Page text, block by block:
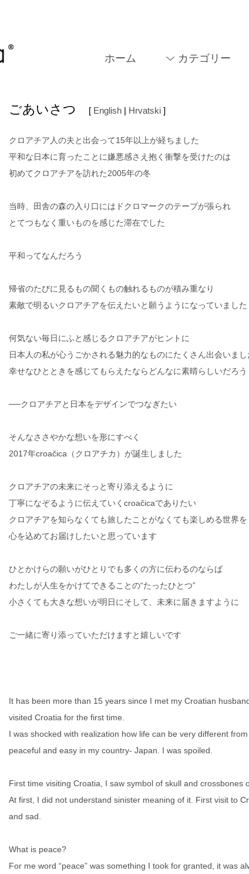
ホーム カテゴリー
ごあいさつ [ English| Hrvatski ]
クロアチア人の夫と出会って15年以上が経ちました
平和な日本に育ったことに嫌悪感さえ抱く衝撃を受けたのは
初めてクロアチアを訪れた2005年の冬
当時、田舎の森の入り口にはドクロマークのテープが張られ
とてつもなく重いものを感じた滞在でした
平和ってなんだろう
帰省のたびに見るもの聞くもの触れるものが積み重なり
素敵で明るいクロアチアを伝えたいと願うようになっていました
何気ない毎日にふと感じるクロアチアがヒントに
日本人の私が心うごかされる魅力的なものにたくさん出会いまし
幸せなひとときを感じてもらえたならどんなに素晴らしいだろう
──クロアチアと日本をデザインでつなぎたい
そんなささやかな想いを形にすべく
2017年croačica（クロアチカ）が誕生しました
クロアチアの未来にそっと寄り添えるように
丁寧になぞるように伝えていくcroačicaでありたい
クロアチアを知らなくても旅したことがなくても楽しめる世界を
心を込めてお届けしたいと思っています
ひとかけらの願いがひとりでも多くの方に伝わるのならば
わたしが人生をかけてできることの“たったひとつ”
小さくても大きな想いが明日にそして、未来に届きますように
ご一緒に寄り添っていただけますと嬉しいです
It has been more than 15 years since I met my Croatian
visited Croatia for the first time.
I was shocked with realization how life can be very different
peaceful and easy in my country- Japan. I was spoiled.
First time visiting Croatia, I saw symbol of skull and
At first, I did not understand sinister meaning of it. First visit to
and sad.
What is peace?
For me word “peace” was something I took for granted, it was